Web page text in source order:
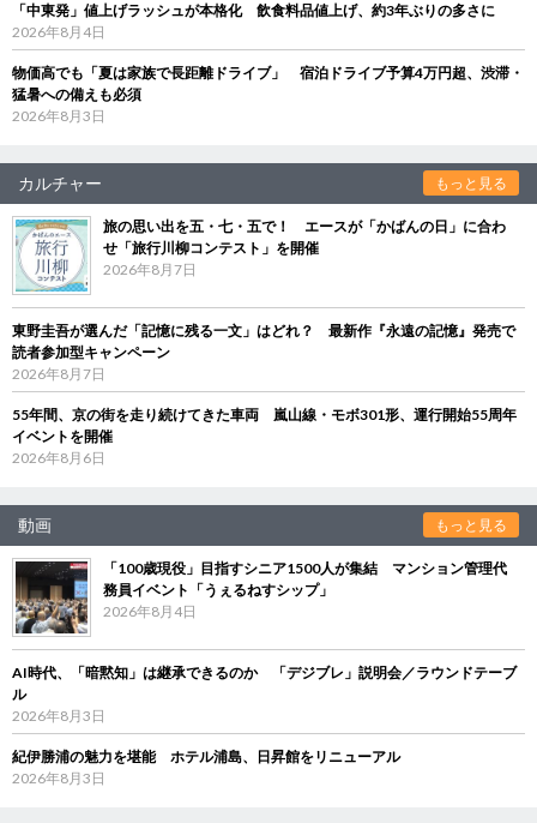
「中東発」値上げラッシュが本格化 飲食料品値上げ、約3年ぶりの多さに
2026年8月4日
物価高でも「夏は家族で長距離ドライブ」 宿泊ドライブ予算4万円超、渋滞・
猛暑への備えも必須
2026年8月3日
カルチャー もっと見る
旅の思い出を五・七・五で！ エースが「かばんの日」に合わ
せ「旅行川柳コンテスト」を開催
2026年8月7日
東野圭吾が選んだ「記憶に残る一文」はどれ？ 最新作『永遠の記憶』発売で
読者参加型キャンペーン
2026年8月7日
55年間、京の街を走り続けてきた車両 嵐山線・モボ301形、運行開始55周年
イベントを開催
2026年8月6日
動画 もっと見る
「100歳現役」目指すシニア1500人が集結 マンション管理代
務員イベント「うぇるねすシップ」
2026年8月4日
AI時代、「暗黙知」は継承できるのか 「デジブレ」説明会／ラウンドテーブ
ル
2026年8月3日
紀伊勝浦の魅力を堪能 ホテル浦島、日昇館をリニューアル
2026年8月3日